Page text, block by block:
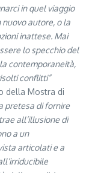
in quel viaggio
nuovo autore, o la
inattese. Mai
lo specchio del
contemporaneità,
conflitti”
della Mostra di
pretesa di fornire
all’illusione di
a un
articolati e a